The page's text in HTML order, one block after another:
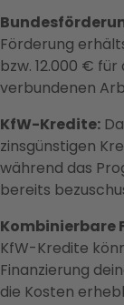
Förderung
bzw. 12.000 € für
verbundenen
KfW-Kredite:
zinsgünstigen
während das
bereits
Kombinierbare
KfW-Kredite
Finanzierung
die Kosten